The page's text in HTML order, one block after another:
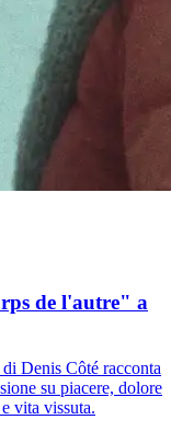
de l'autre" a
Denis Côté racconta
su piacere, dolore
vita vissuta.